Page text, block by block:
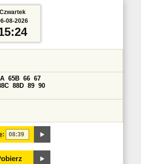
65B 66 67
88D 89 90
Czwartek
08-2026